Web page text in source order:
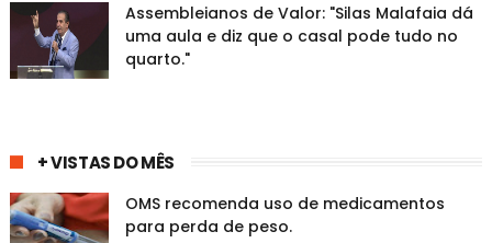
Assembleianos de Valor: "Silas Malafaia dá
uma aula e diz que o casal pode tudo no
quarto."
+ VISTAS DO MÊS
OMS recomenda uso de medicamentos
para perda de peso.